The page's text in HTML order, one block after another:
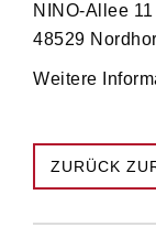
NINO-Allee 11
48529
Weitere
ZURÜCK